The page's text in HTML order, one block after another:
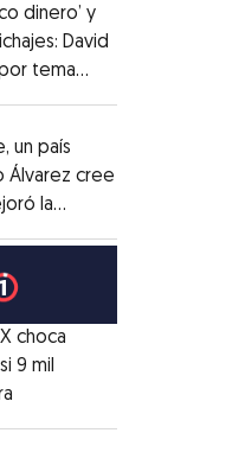
dinero’ y
David
tema
un país
Álvarez cree
la
choca
9 mil